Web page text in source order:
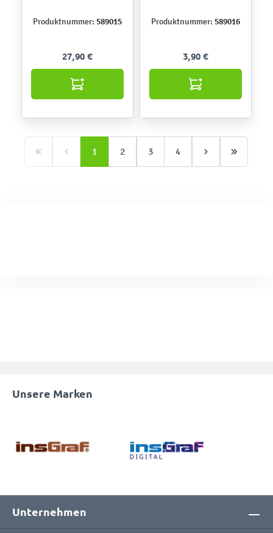
Produktnummer: 589015
27,90 €
Produktnummer: 589016
3,90 €
1 2 3 4
Unsere Marken
Unternehmen